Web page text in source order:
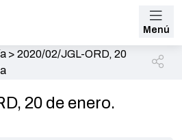
Menú
> 2020/02/JGL-ORD, 20
20 de enero.